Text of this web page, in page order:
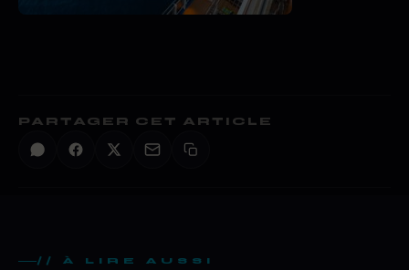
PARTAGER CET ARTICLE
// À LIRE AUSSI